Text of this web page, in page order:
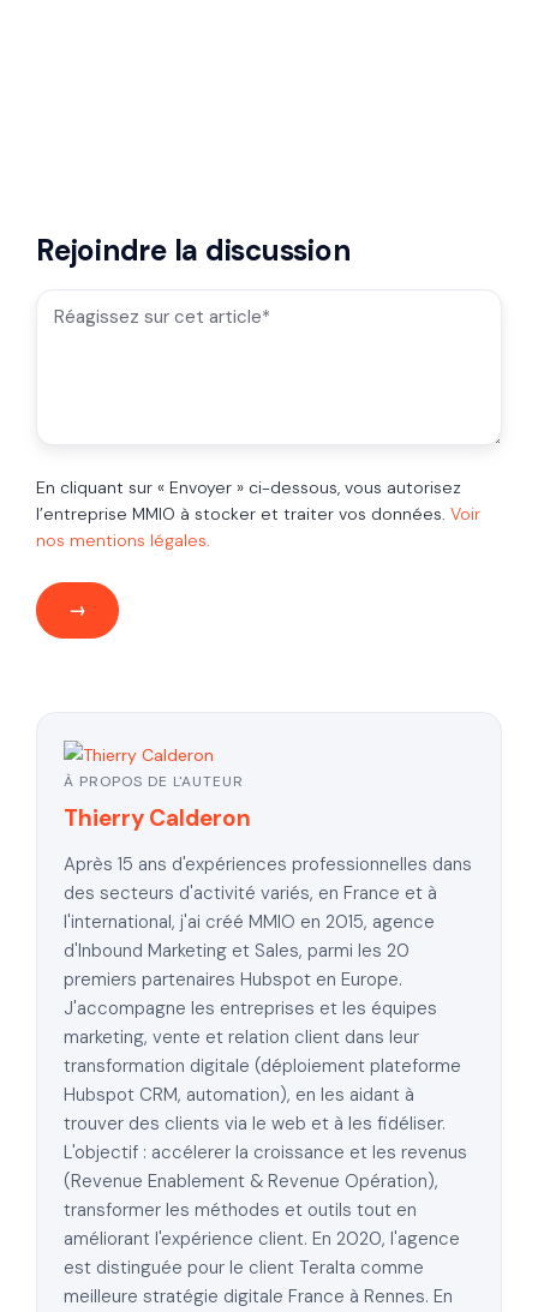
Rejoindre la discussion
En cliquant sur « Envoyer » ci-dessous, vous autorisez
l’entreprise MMIO à stocker et traiter vos données. Voir
nos mentions légales.
À PROPOS DE L'AUTEUR
Thierry Calderon
Après 15 ans d'expériences professionnelles dans
des secteurs d'activité variés, en France et à
l'international, j'ai créé MMIO en 2015, agence
d'Inbound Marketing et Sales, parmi les 20
premiers partenaires Hubspot en Europe.
J'accompagne les entreprises et les équipes
marketing, vente et relation client dans leur
transformation digitale (déploiement plateforme
Hubspot CRM, automation), en les aidant à
trouver des clients via le web et à les fidéliser.
L'objectif : accélerer la croissance et les revenus
(Revenue Enablement & Revenue Opération),
transformer les méthodes et outils tout en
améliorant l'expérience client. En 2020, l'agence
est distinguée pour le client Teralta comme
meilleure stratégie digitale France à Rennes. En